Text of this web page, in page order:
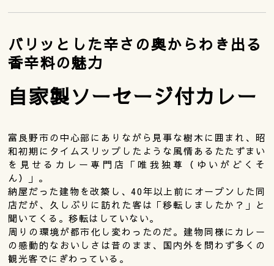
バリッとした辛さの奥からわき出る
香辛料の魅力
自家製ソーセージ付カレー
富良野市の中心部にありながら見事な樹木に囲まれ、昭
和初期にタイムスリップしたような風情あるたたずまい
を見せるカレー専門店「唯我独尊（ゆいがどくそ
ん）」。
納屋だった建物を改築し、40年以上前にオープンした同
店だが、久しぶりに訪れた客は「移転しましたか？」と
聞いてくる。移転はしていない。
周りの環境が都市化し変わったのだ。建物同様にカレー
の感動的なおいしさは昔のまま、国内外を問わず多くの
観光客でにぎわっている。